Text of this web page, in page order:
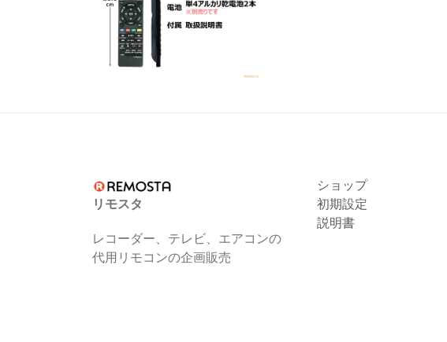
リモスタ
レコーダー、テレビ、エアコンの
代用リモコンの企画販売
ショップ
初期設定
説明書